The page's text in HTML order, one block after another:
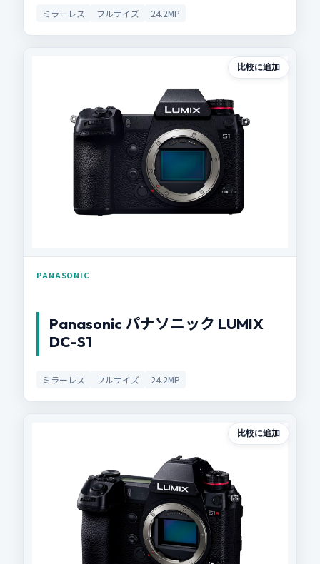
ミラーレス フルサイズ 24.2MP
比較に追加
PANASONIC
Panasonic パナソニック LUMIX
DC-S1
ミラーレス フルサイズ 24.2MP
比較に追加